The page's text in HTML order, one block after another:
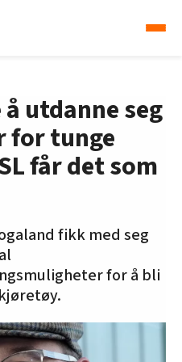
utdanne seg
tunge
får det som
fikk med seg
for å bli